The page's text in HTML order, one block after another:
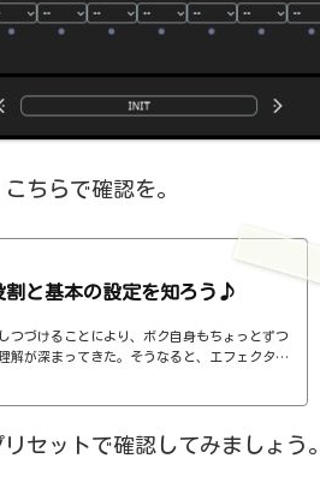
ちらで確認を。
割と基本の設定を知ろう♪
つづけることにより、ボク自身もちょっとずつ
解が深まってきた。そうなると、エフェクター
た、各エフェクターで基本的なつまみに関する
はそれで面倒くさい、・・・情報過多で、見に
セットで確認してみましょう。